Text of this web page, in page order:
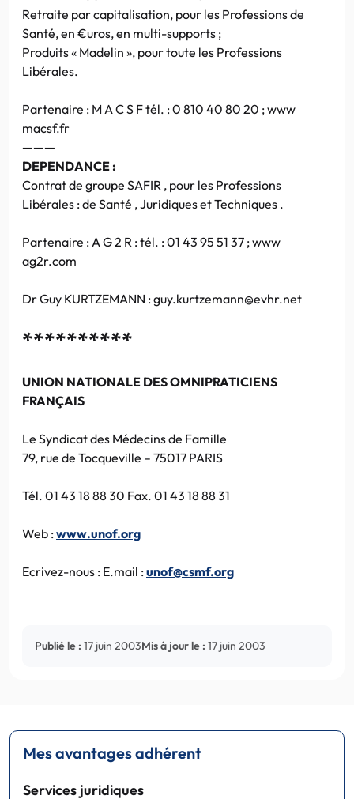
Retraite par capitalisation, pour les Professions de
Santé, en €uros, en multi-supports ;
Produits « Madelin », pour toute les Professions
Libérales.
Partenaire : M A C S F tél. : 0 810 40 80 20 ; www
macsf.fr
———
DEPENDANCE :
Contrat de groupe SAFIR , pour les Professions
Libérales : de Santé , Juridiques et Techniques .
Partenaire : A G 2 R : tél. : 01 43 95 51 37 ; www
ag2r.com
Dr Guy KURTZEMANN : guy.kurtzemann@evhr.net
**********
UNION NATIONALE DES OMNIPRATICIENS
FRANÇAIS
Le Syndicat des Médecins de Famille
79, rue de Tocqueville – 75017 PARIS
Tél. 01 43 18 88 30 Fax. 01 43 18 88 31
Web :www.unof.org
Ecrivez-nous : E.mail :unof@csmf.org
Publié le : 17 juin 2003Mis à jour le : 17 juin 2003
Mes avantages adhérent
Services juridiques